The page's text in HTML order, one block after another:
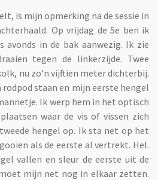
is mijn opmerking na de sessie in
Op vrijdag de 5e ben ik
avonds in de bak aanwezig. Ik zie
tegen de linkerzijde. Twee
nu zo’n vijftien meter dichterbij.
staan en mijn eerste hengel
Ik werp hem in het optisch
waar de vis of vissen zich
hengel op. Ik sta net op het
als de eerste al vertrekt. Hel.
vallen en sleur de eerste uit de
mijn net nog in elkaar zetten.